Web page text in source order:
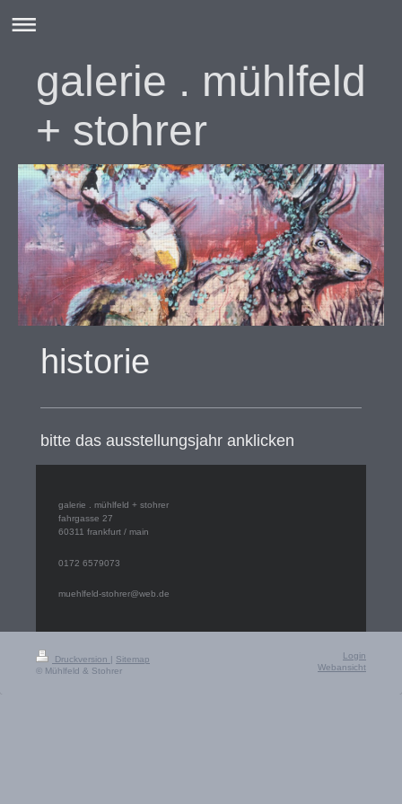
galerie . mühlfeld
+ stohrer
historie
bitte das ausstellungsjahr anklicken
galerie . mühlfeld + stohrer
fahrgasse 27
60311 frankfurt / main
0172 6579073
muehlfeld-stohrer@web.de
Druckversion | Sitemap
© Mühlfeld & Stohrer
Login
Webansicht